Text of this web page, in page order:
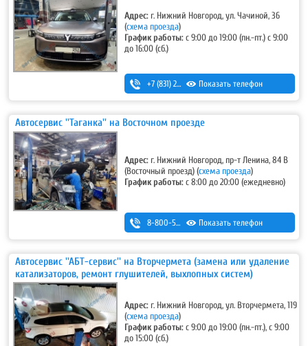
Адрес: г. Нижний Новгород, ул. Чачиной, 36
(схема проезда)
График работы:с 9:00 до 19:00 (пн.-пт.) с 9:00
до 16:00 (сб.)
+7 (831) 283-38-68 ,+7-953-555-86-86
Показать телефон
Автосервис ''Таганка'' на Восточном проезде
Адрес: г. Нижний Новгород, пр-т Ленина, 84 В
(Восточный проезд)(схема проезда)
График работы:с 8:00 до 20:00 (ежедневно)
8-800-500-7-111 Показать телефон
Автосервис ''АБТ-сервис'' на Вторчермета (замена или удаление
катализаторов, ремонт глушителей, выхлопных систем)
Адрес: г. Нижний Новгород, ул. Вторчермета, 119
(схема проезда)
График работы:с 9:00 до 19:00 (пн.-пт.), с 9:00
до 15:00 (сб.)